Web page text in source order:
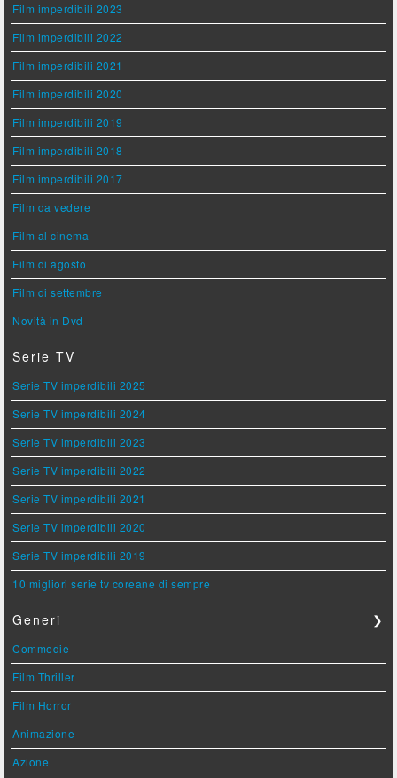
Film imperdibili 2023
Film imperdibili 2022
Film imperdibili 2021
Film imperdibili 2020
Film imperdibili 2019
Film imperdibili 2018
Film imperdibili 2017
Film da vedere
Film al cinema
Film di agosto
Film di settembre
Novità in Dvd
Serie TV
Serie TV imperdibili 2025
Serie TV imperdibili 2024
Serie TV imperdibili 2023
Serie TV imperdibili 2022
Serie TV imperdibili 2021
Serie TV imperdibili 2020
Serie TV imperdibili 2019
10 migliori serie tv coreane di sempre
Generi ❯
Commedie
Film Thriller
Film Horror
Animazione
Azione